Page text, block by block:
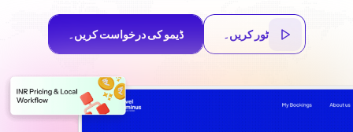
ڈیمو کی درخواست کریں۔ ٹور کریں۔